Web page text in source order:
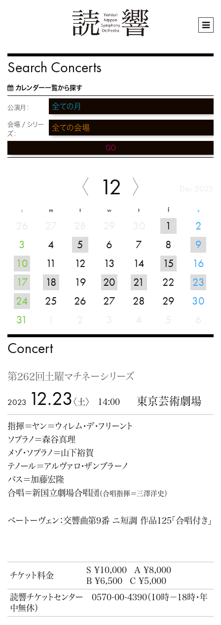
Search Concerts
カレンダー一覧から探す
公演月：
会場 / シリー
ズ：
GO
12
s m t w t f s
1
2
3
4 5 6 7 8
9
10
11 12 13 14 15
16
17
18 19 20 21 22
23
24
25 26 27 28 29
30
31
Concert
第262回土曜マチネーシリーズ
2023 12.23 〈土〉 14:00 東京芸術劇場
指揮＝ヤン＝ウィレム・デ・フリーント
ソプラノ＝森谷真理
メゾ・ソプラノ＝山下裕賀
テノール＝アルヴァロ・ザンブラーノ
バス＝加藤宏隆
合唱＝新国立劇場合唱団 （合唱指揮＝三澤洋史）
ベートーヴェン：交響曲第9番 ニ短調 作品125「合唱付き」
チケット料金
S ¥10,000
A ¥8,000
B ¥6,500
C ¥5,000
読響チケットセンター 0570-00-4390（10時－18時・年
中無休）